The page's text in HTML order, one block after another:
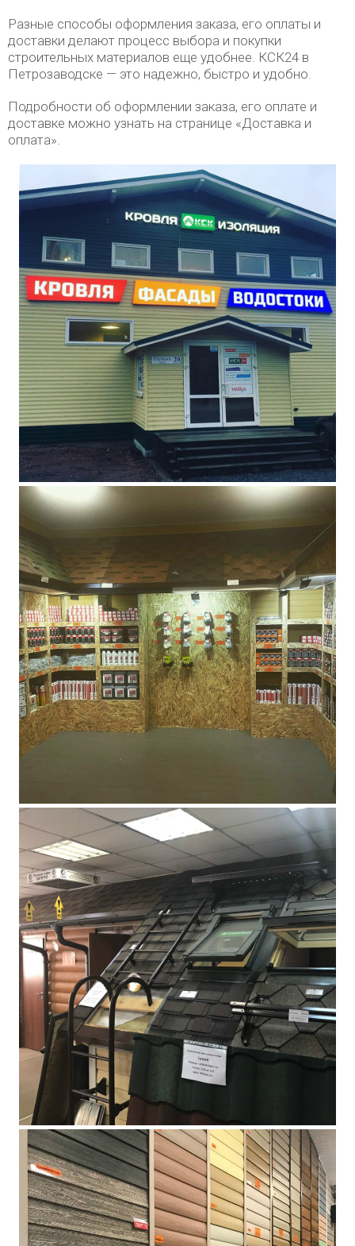
Разные способы оформления заказа, его оплаты и
доставки делают процесс выбора и покупки
строительных материалов еще удобнее. КСК24 в
Петрозаводске — это надежно, быстро и удобно.
Подробности об оформлении заказа, его оплате и
доставке можно узнать на странице «Доставка и
оплата».